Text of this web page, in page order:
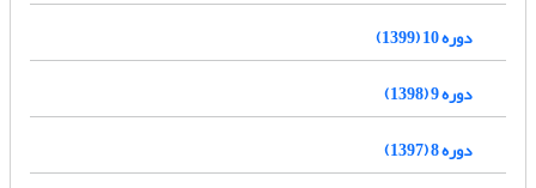
دوره 10 (1399)
دوره 9 (1398)
دوره 8 (1397)